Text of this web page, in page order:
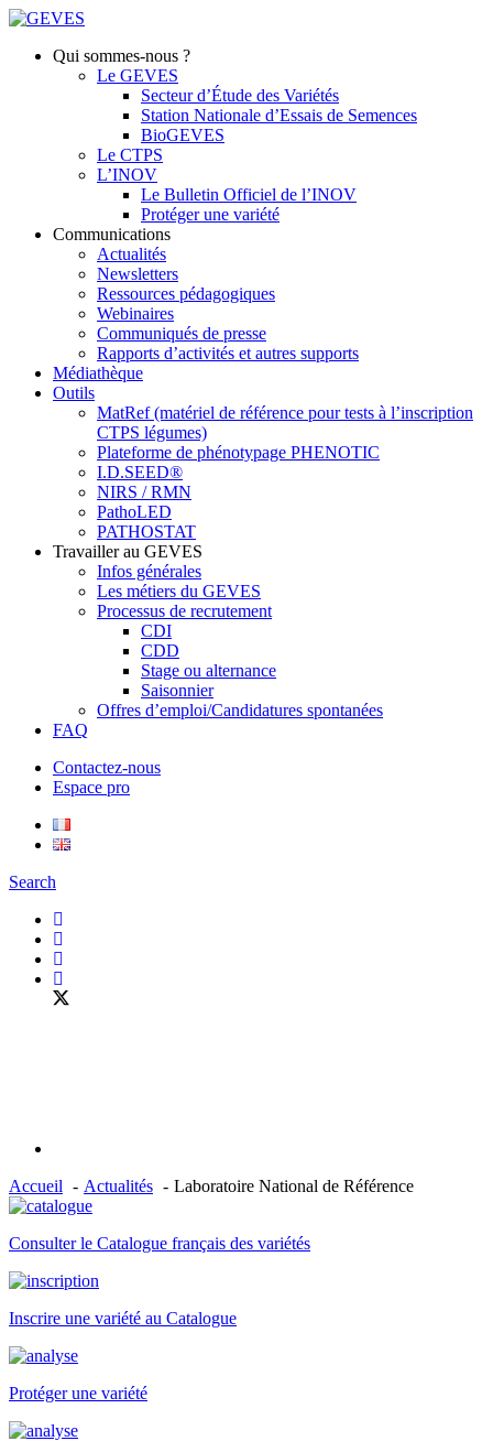
Qui sommes-nous ?
Le GEVES
Secteur d’Étude des Variétés
Station Nationale d’Essais de Semences
BioGEVES
Le CTPS
L’INOV
Le Bulletin Officiel de l’INOV
Protéger une variété
Communications
Actualités
Newsletters
Ressources pédagogiques
Webinaires
Communiqués de presse
Rapports d’activités et autres supports
Médiathèque
Outils
MatRef (matériel de référence pour tests à l’inscription
CTPS légumes)
Plateforme de phénotypage PHENOTIC
I.D.SEED®
NIRS / RMN
PathoLED
PATHOSTAT
Travailler au GEVES
Infos générales
Les métiers du GEVES
Processus de recrutement
CDI
CDD
Stage ou alternance
Saisonnier
Offres d’emploi/Candidatures spontanées
FAQ
Contactez-nous
Espace pro
Search
Accueil Actualités Laboratoire National de Référence
Consulter le Catalogue français des variétés
Inscrire une variété au Catalogue
Protéger une variété